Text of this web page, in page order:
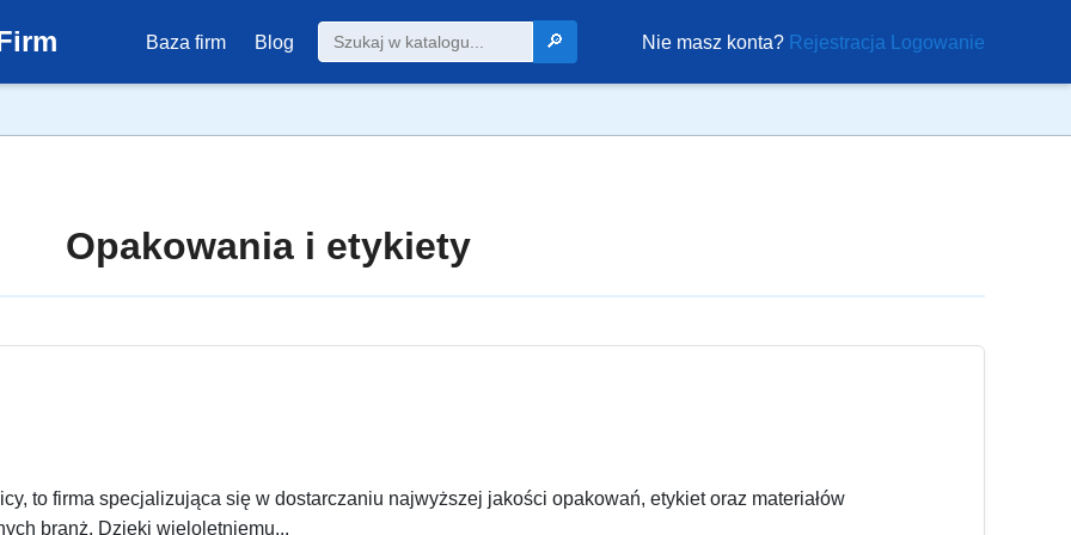
Baza firm Blog 🔎 Nie masz konta? Rejestracja Logowanie
Opakowania i etykiety
to firma specjalizująca się w dostarczaniu najwyższej jakości opakowań, etykiet oraz materiałów
branż. Dzięki wieloletniemu...